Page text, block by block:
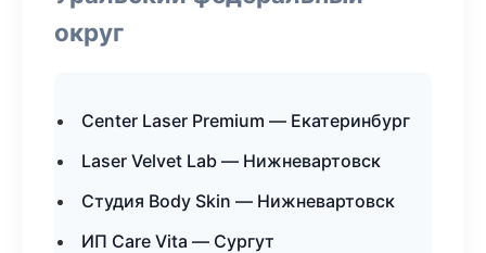
округ
Center Laser Premium — Екатеринбург
Laser Velvet Lab — Нижневартовск
Студия Body Skin — Нижневартовск
ИП Care Vita — Сургут